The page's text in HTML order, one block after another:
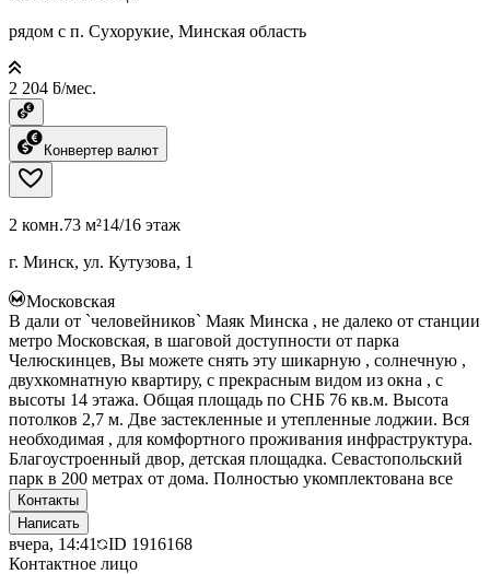
рядом с п. Сухорукие, Минская область
2 204 ƃ/мес.
Конвертер валют
2 комн.73 м²14/16 этаж
г. Минск, ул. Кутузова, 1
Московская
В дали от `человейников` Маяк Минска , не далеко от станции
метро Московская, в шаговой доступности от парка
Челюскинцев, Вы можете снять эту шикарную , солнечную ,
двухкомнатную квартиру, с прекрасным видом из окна , с
высоты 14 этажа. Общая площадь по СНБ 76 кв.м. Высота
потолков 2,7 м. Две застекленные и утепленные лоджии. Вся
необходимая , для комфортного проживания инфраструктура.
Благоустроенный двор, детская площадка. Севастопольский
парк в 200 метрах от дома. Полностью укомплектована все
Контакты
Написать
вчера, 14:41 ID 1916168
Контактное лицо